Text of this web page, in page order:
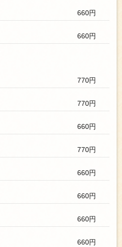
660円
660円
770円
770円
660円
770円
660円
660円
660円
660円